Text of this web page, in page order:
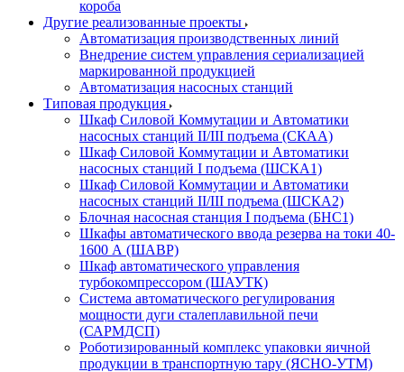
короба
Другие реализованные проекты
Автоматизация производственных линий
Внедрение систем управления сериализацией
маркированной продукцией
Автоматизация насосных станций
Типовая продукция
Шкаф Силовой Коммутации и Автоматики
насосных станций II/III подъема (СКАА)
Шкаф Силовой Коммутации и Автоматики
насосных станций I подъема (ШСКА1)
Шкаф Силовой Коммутации и Автоматики
насосных станций II/III подъема (ШСКА2)
Блочная насосная станция I подъема (БНС1)
Шкафы автоматического ввода резерва на токи 40-
1600 А (ШАВР)
Шкаф автоматического управления
турбокомпрессором (ШАУТК)
Система автоматического регулирования
мощности дуги сталеплавильной печи
(САРМДСП)
Роботизированный комплекс упаковки яичной
продукции в транспортную тару (ЯСНО-УТМ)